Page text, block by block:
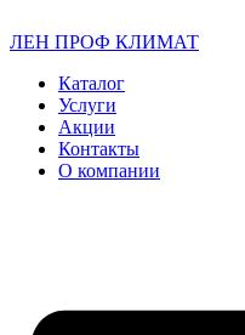
ЛЕН ПРОФ КЛИМАТ
Каталог
Услуги
Акции
Контакты
О компании